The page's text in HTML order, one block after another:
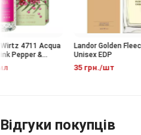
4711 Acqua
Pepper &
Landor Golden Fleece
Unisex EDP
35 грн./шт
Відгуки покупців